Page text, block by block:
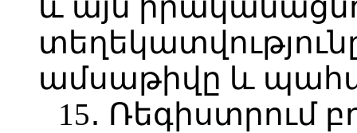
և այն
ամսաթիվը և
15․ Ռեգիստրում